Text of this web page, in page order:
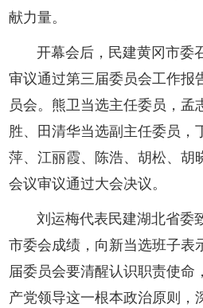
献力量。
开幕会后，民建黄冈市委
审议通过第三届委员会工作报
员会。熊卫当选主任委员，孟
胜、田清华当选副主任委员，
萍、江丽霞、陈浩、胡松、胡
会议审议通过大会决议。
刘运梅代表民建湖北省委
市委会成绩，向新当选班子表
届委员会要清醒认识职责使命
产党领导这一根本政治原则，